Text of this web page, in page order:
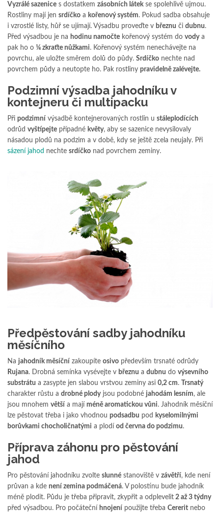
Vyzrálé sazenice s dostatkem zásobních látek se spolehlivě ujmou.
Rostliny mají jen srdíčko a kořenový systém. Pokud sadba obsahuje
i vzrostlé listy, hůř se ujímají. Výsadbu proveďte v březnu či dubnu.
Před výsadbou je na hodinu namočte kořenový systém do vodya
pak ho o ¼ zkraťte nůžkami. Kořenový systém nenechávejte na
povrchu, ale uložte směrem dolů do půdy. Srdíčko nechte nad
povrchem půdy a neutopte ho. Pak rostliny pravidelně zalévejte.
Podzimní výsadba jahodníku v
kontejneru či multipacku
Při podzimní výsadbě kontejnerovaných rostlin u stáleplodících
odrůd vyštípejte případné květy, aby se sazenice nevysilovaly
násadou plodů na podzim a v době, kdy se ještě zcela neujaly. Při
sázení jahod nechte srdíčko nad povrchem zeminy.
Předpěstování sadby jahodníku
měsíčního
Na jahodník měsíční zakoupíte osivo především trsnaté odrůdy
Rujana. Drobná semínka vysévejte v březnu a dubnu do výsevního
substrátu a zasypte jen slabou vrstvou zeminy asi 0,2 cm. Trsnatý
charakter růstu a drobné plodyjsou podobné jahodám lesním, ale
jsou mnohem větší a mají méně aromatickou vůni. Jahodník měsíční
lze pěstovat třeba i jako vhodnou podsadbu pod kyselomilnými
borůvkami chocholičnatými a plodí od června do podzimu.
Příprava záhonu pro pěstování
jahod
Pro pěstování jahodníku zvolte slunné stanoviště v závětří, kde není
průvan a kde není zemina podmáčená. V polostínu bude jahodník
méně plodit. Půdu je třeba připravit, zkypřit a odplevelit 2 až 3 týdny
před výsadbou. Pro počáteční hnojení použijte třeba Cererit nebo